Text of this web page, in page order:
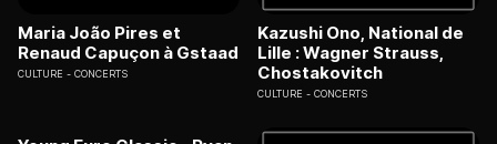
Maria João Pires et
Renaud Capuçon à Gstaad
CULTURE CONCERTS
Kazushi Ono, National de
Lille : Wagner Strauss,
Chostakovitch
CULTURE CONCERTS